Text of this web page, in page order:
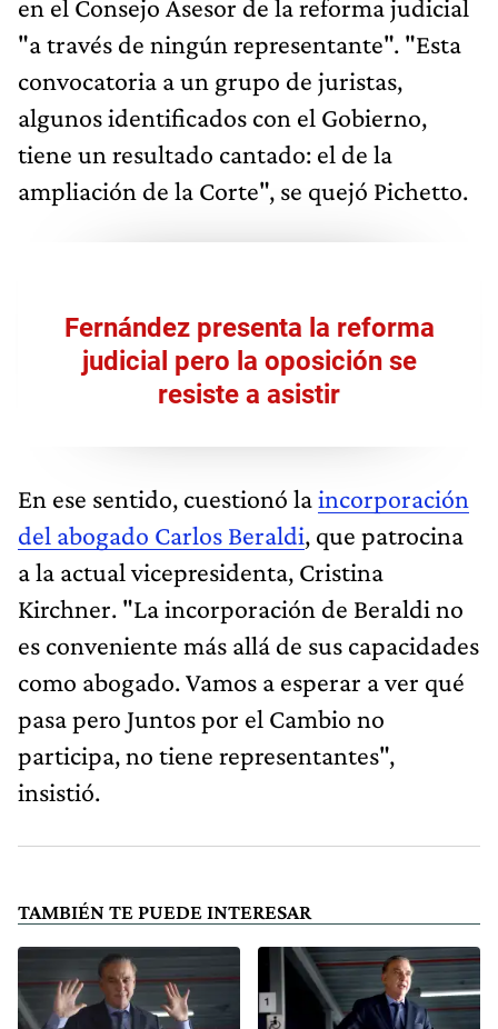
en el Consejo Asesor de la reforma judicial
"a través de ningún representante". "Esta
convocatoria a un grupo de juristas,
algunos identificados con el Gobierno,
tiene un resultado cantado: el de la
ampliación de la Corte", se quejó Pichetto.
Fernández presenta la reforma
judicial pero la oposición se
resiste a asistir
En ese sentido, cuestionó laincorporación
del abogado Carlos Beraldi, que patrocina
a la actual vicepresidenta, Cristina
Kirchner. "La incorporación de Beraldi no
es conveniente más allá de sus capacidades
como abogado. Vamos a esperar a ver qué
pasa pero Juntos por el Cambio no
participa, no tiene representantes",
insistió.
TAMBIÉN TE PUEDE INTERESAR